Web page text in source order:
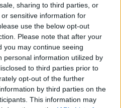
sharing to third parties, or
sensitive information for
use the below opt-out
Please note that after your
you may continue seeing
personal information utilized by
to third parties prior to
opt-out of the further
by third parties on the
This information may
alkalmazás független szótár
alap szolgáltatás
ecompass
Nincs